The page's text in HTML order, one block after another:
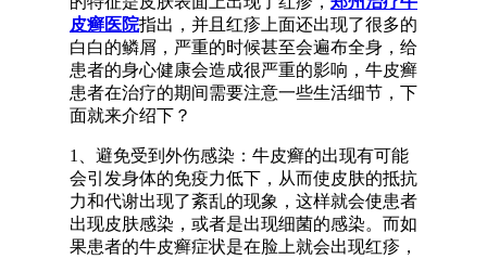
皮癣医院指出，并且红疹上面还出现了很多的
白白的鳞屑，严重的时候甚至会遍布全身，给
患者的身心健康会造成很严重的影响，牛皮癣
患者在治疗的期间需要注意一些生活细节，下
面就来介绍下？
1、避免受到外伤感染：牛皮癣的出现有可能
会引发身体的免疫力低下，从而使皮肤的抵抗
力和代谢出现了紊乱的现象，这样就会使患者
出现皮肤感染，或者是出现细菌的感染。而如
果患者的牛皮癣症状是在脸上就会出现红疹，